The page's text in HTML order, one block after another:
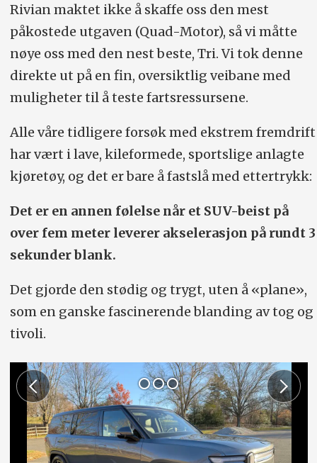
spes.).
0–100 km/t (s):4,5 (Dual Standard og
Dual), 3,5 (Dual Performance), 3,0 (Tri)
og 2,6 (Quad).
Toppfart
for alle: ca. 200
Hjul:20–22 tommer.
Konkurrenter:Tesla Model X, GMC
Rivian maktet ikke å skaffe oss den mest
påkostede utgaven (Quad-Motor), så vi måtte
nøye oss med den nest beste, Tri. Vi tok denne
direkte ut på en fin, oversiktlig veibane med
muligheter til å teste fartsressursene.
Alle våre tidligere forsøk med ekstrem fremdrift
har vært i lave, kileformede, sportslige anlagte
kjøretøy, og det er bare å fastslå med ettertrykk:
Det er en annen følelse når et SUV-beist på
over fem meter leverer akselerasjon på rundt 3
sekunder blank.
Det gjorde den stødig og trygt, uten å «plane»,
som en ganske fascinerende blanding av tog og
tivoli.